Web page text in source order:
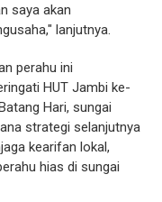
saya akan
lanjutnya.
perahu ini
HUT Jambi ke-
Hari, sungai
strategi selanjutnya
kearifan lokal,
hias di sungai